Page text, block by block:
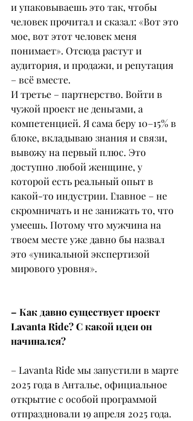
и упаковываешь это так, чтобы
человек прочитал и сказал: «Вот это
мое, вот этот человек меня
понимает». Отсюда растут и
аудитория, и продажи, и репутация
– всё вместе.
И третье – партнерство. Войти в
чужой проект не деньгами, а
компетенцией. Я сама беру 10–15% в
блоке, вкладываю знания и связи,
вывожу на первый плюс. Это
доступно любой женщине, у
которой есть реальный опыт в
какой-то индустрии. Главное – не
скромничать и не занижать то, что
умеешь. Потому что мужчина на
твоем месте уже давно бы назвал
это «уникальной экспертизой
мирового уровня».
– Как давно существует проект
Lavanta Ride? С какой идеи он
начинался?
– Lavanta Ride мы запустили в марте
2025 года в Анталье, официальное
открытие с особой программой
отпраздновали 19 апреля 2025 года.